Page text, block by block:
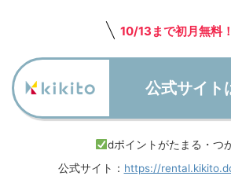
10/13まで初月無料！
公式サイト
dポイントがたまる・つ
公式サイト： https://